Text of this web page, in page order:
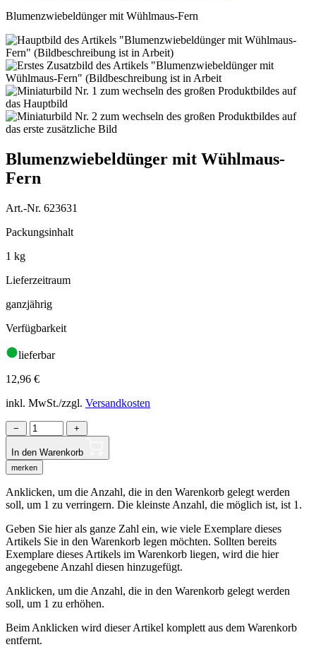
Blumenzwiebeldünger mit Wühlmaus-Fern
Blumenzwiebeldünger mit Wühlmaus-
Fern
Art.-Nr. 623631
Packungsinhalt
1 kg
Lieferzeitraum
ganzjährig
Verfügbarkeit
lieferbar
12,96 €
inkl. MwSt./zzgl. Versandkosten
− +
In den Warenkorb
merken
Anklicken, um die Anzahl, die in den Warenkorb gelegt werden
soll, um 1 zu verringern. Die kleinste Anzahl, die möglich ist, ist 1.
Geben Sie hier als ganze Zahl ein, wie viele Exemplare dieses
Artikels Sie in den Warenkorb legen möchten. Sollten bereits
Exemplare dieses Artikels im Warenkorb liegen, wird die hier
angegebene Anzahl diesen hinzugefügt.
Anklicken, um die Anzahl, die in den Warenkorb gelegt werden
soll, um 1 zu erhöhen.
Beim Anklicken wird dieser Artikel komplett aus dem Warenkorb
entfernt.